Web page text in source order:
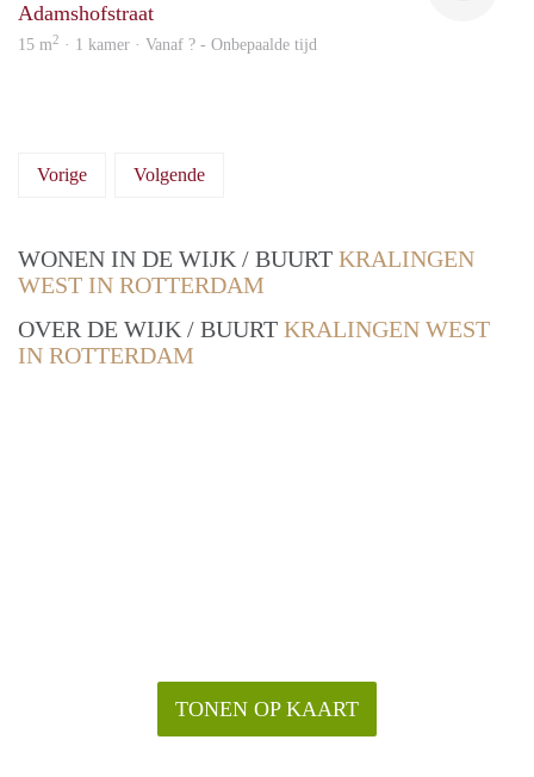
Adamshofstraat
15 m2 · 1 kamer · Vanaf ? - Onbepaalde tijd
Vorige Volgende
WONEN IN DE WIJK / BUURT KRALINGEN
WEST IN ROTTERDAM
OVER DE WIJK / BUURT KRALINGEN WEST
IN ROTTERDAM
TONEN OP KAART